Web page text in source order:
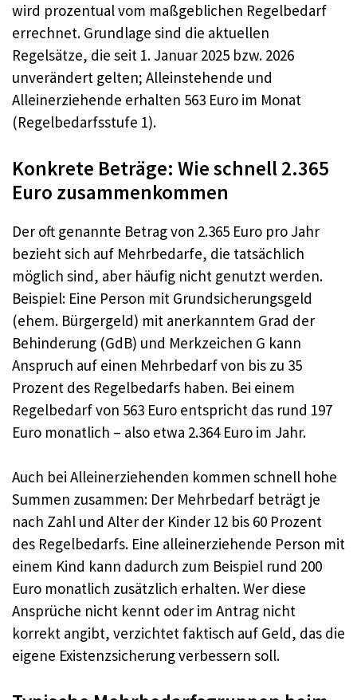
wird prozentual vom maßgeblichen Regelbedarf
errechnet. Grundlage sind die aktuellen
Regelsätze, die seit 1. Januar 2025 bzw. 2026
unverändert gelten; Alleinstehende und
Alleinerziehende erhalten 563 Euro im Monat
(Regelbedarfsstufe 1).
Konkrete Beträge: Wie schnell 2.365
Euro zusammenkommen
Der oft genannte Betrag von 2.365 Euro pro Jahr
bezieht sich auf Mehrbedarfe, die tatsächlich
möglich sind, aber häufig nicht genutzt werden.
Beispiel: Eine Person mit Grundsicherungsgeld
(ehem. Bürgergeld) mit anerkanntem Grad der
Behinderung (GdB) und Merkzeichen G kann
Anspruch auf einen Mehrbedarf von bis zu 35
Prozent des Regelbedarfs haben. Bei einem
Regelbedarf von 563 Euro entspricht das rund 197
Euro monatlich – also etwa 2.364 Euro im Jahr.
Auch bei Alleinerziehenden kommen schnell hohe
Summen zusammen: Der Mehrbedarf beträgt je
nach Zahl und Alter der Kinder 12 bis 60 Prozent
des Regelbedarfs. Eine alleinerziehende Person mit
einem Kind kann dadurch zum Beispiel rund 200
Euro monatlich zusätzlich erhalten. Wer diese
Ansprüche nicht kennt oder im Antrag nicht
korrekt angibt, verzichtet faktisch auf Geld, das die
eigene Existenzsicherung verbessern soll.